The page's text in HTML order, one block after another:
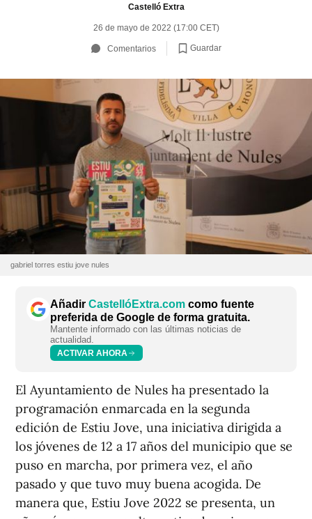
Castelló Extra
26 de mayo de 2022 (17:00 CET)
Comentarios Guardar
gabriel torres estiu jove nules
Añadir CastellóExtra.com como fuente
preferida de Google de forma gratuita.
Mantente informado con las últimas noticias de
actualidad.
ACTIVAR AHORA
El Ayuntamiento de Nules ha presentado la
programación enmarcada en la segunda
edición de Estiu Jove, una iniciativa dirigida a
los jóvenes de 12 a 17 años del municipio que se
puso en marcha, por primera vez, el año
pasado y que tuvo muy buena acogida. De
manera que, Estiu Jove 2022 se presenta, un